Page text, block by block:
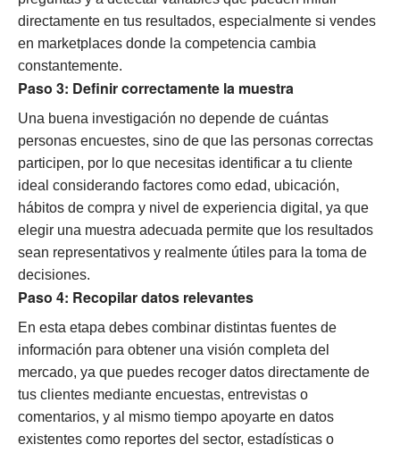
directamente en tus resultados, especialmente si vendes
en marketplaces donde la competencia cambia
constantemente.
Paso 3: Definir correctamente la muestra
Una buena investigación no depende de cuántas
personas encuestes, sino de que las personas correctas
participen, por lo que necesitas identificar a tu cliente
ideal considerando factores como edad, ubicación,
hábitos de compra y nivel de experiencia digital, ya que
elegir una muestra adecuada permite que los resultados
sean representativos y realmente útiles para la toma de
decisiones.
Paso 4: Recopilar datos relevantes
En esta etapa debes combinar distintas fuentes de
información para obtener una visión completa del
mercado, ya que puedes recoger datos directamente de
tus clientes mediante encuestas, entrevistas o
comentarios, y al mismo tiempo apoyarte en datos
existentes como reportes del sector, estadísticas o